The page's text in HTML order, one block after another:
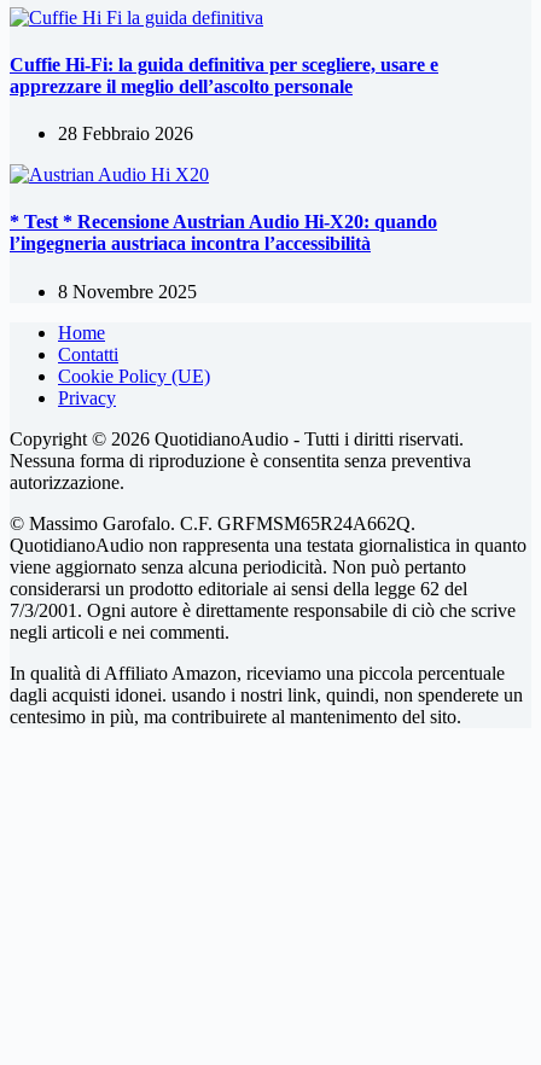
Cuffie Hi-Fi: la guida definitiva per scegliere, usare e
apprezzare il meglio dell’ascolto personale
28 Febbraio 2026
* Test * Recensione Austrian Audio Hi-X20: quando
l’ingegneria austriaca incontra l’accessibilità
8 Novembre 2025
Home
Contatti
Cookie Policy (UE)
Privacy
Copyright © 2026 QuotidianoAudio - Tutti i diritti riservati.
Nessuna forma di riproduzione è consentita senza preventiva
autorizzazione.
© Massimo Garofalo. C.F. GRFMSM65R24A662Q.
QuotidianoAudio non rappresenta una testata giornalistica in quanto
viene aggiornato senza alcuna periodicità. Non può pertanto
considerarsi un prodotto editoriale ai sensi della legge 62 del
7/3/2001. Ogni autore è direttamente responsabile di ciò che scrive
negli articoli e nei commenti.
In qualità di Affiliato Amazon, riceviamo una piccola percentuale
dagli acquisti idonei. usando i nostri link, quindi, non spenderete un
centesimo in più, ma contribuirete al mantenimento del sito.